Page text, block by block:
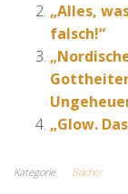
„Alles,
falsch!“
„Glow.
Kategorie Bücher